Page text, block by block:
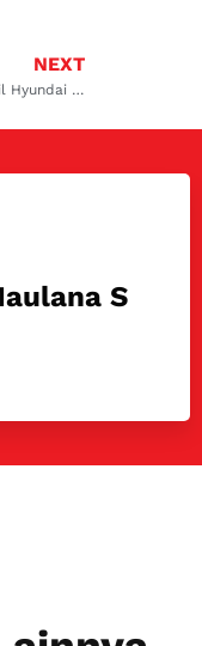
NEXT
30 Bengkel Mobil Hyundai Tucson Terpercaya di Indonesia!
S